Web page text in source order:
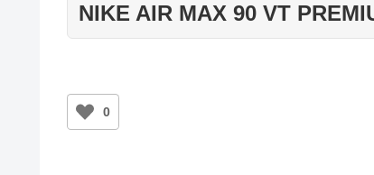
NIKE AIR MAX 90 VT
0